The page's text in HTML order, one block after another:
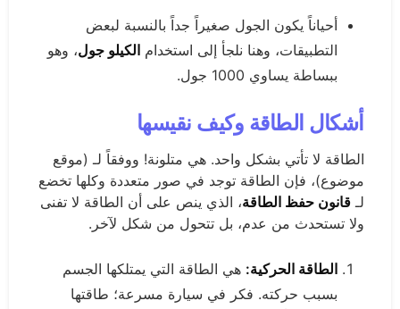
أحياناً يكون الجول صغيراً جداً بالنسبة لبعض
التطبيقات، وهنا نلجأ إلى استخدام الكيلو جول، وهو
ببساطة يساوي 1000 جول.
أشكال الطاقة وكيف نقيسها
الطاقة لا تأتي بشكل واحد. هي متلونة! ووفقاً لـ (موقع
موضوع)، فإن الطاقة توجد في صور متعددة وكلها تخضع
لـ قانون حفظ الطاقة، الذي ينص على أن الطاقة لا تفنى
ولا تستحدث من عدم، بل تتحول من شكل لآخر.
الطاقة الحركية: هي الطاقة التي يمتلكها الجسم
بسبب حركته. فكر في سيارة مسرعة؛ طاقتها